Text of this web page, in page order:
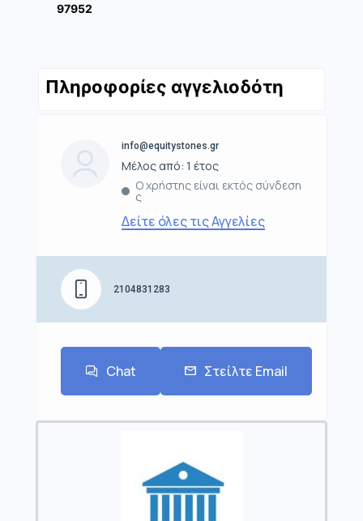
97952
Πληροφορίες αγγελιοδότη
info@equitystones.gr
Μέλος από: 1 έτος
Ο χρήστης είναι εκτός σύνδεση
ς
Δείτε όλες τις Αγγελίες
2104831283
Chat Στείλτε Email